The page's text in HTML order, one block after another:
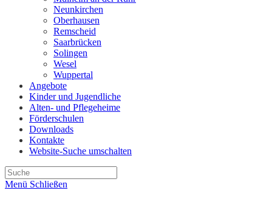
Neunkirchen
Oberhausen
Remscheid
Saarbrücken
Solingen
Wesel
Wuppertal
Angebote
Kinder und Jugendliche
Alten- und Pflegeheime
Förderschulen
Downloads
Kontakte
Website-Suche umschalten
Menü Schließen